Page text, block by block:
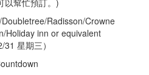
以幫忙預訂。)
Radisson/Crowne
Holiday inn or equivalent
星期三）